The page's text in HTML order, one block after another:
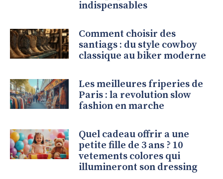
indispensables
Comment choisir des
santiags : du style cowboy
classique au biker moderne
Les meilleures friperies de
Paris : la revolution slow
fashion en marche
Quel cadeau offrir a une
petite fille de 3 ans ? 10
vetements colores qui
illumineront son dressing